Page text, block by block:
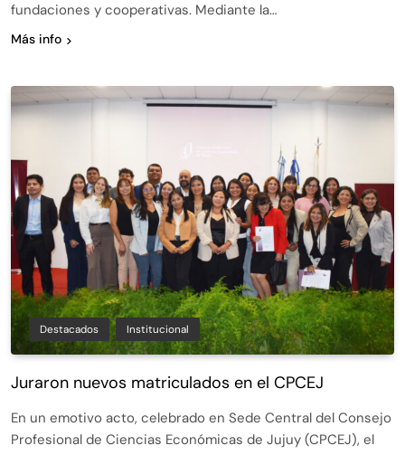
fundaciones y cooperativas. Mediante la…
Más info
Destacados Institucional
Juraron nuevos matriculados en el CPCEJ
En un emotivo acto, celebrado en Sede Central del Consejo
Profesional de Ciencias Económicas de Jujuy (CPCEJ), el